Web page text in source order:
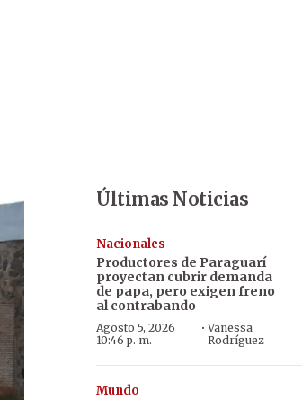
Últimas Noticias
Nacionales
Productores de Paraguarí
proyectan cubrir demanda
de papa, pero exigen freno
al contrabando
Agosto 5, 2026
10:46 p. m.
·Vanessa
Rodríguez
Mundo